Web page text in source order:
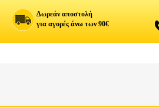
Δωρεάν αποστολή
για αγορές άνω των 90€